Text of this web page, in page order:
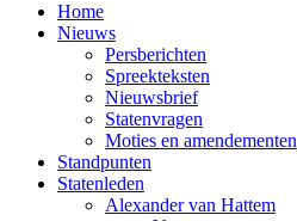
Home
Nieuws
Persberichten
Spreekteksten
Nieuwsbrief
Statenvragen
Moties en amendementen
Standpunten
Statenleden
Alexander van Hattem